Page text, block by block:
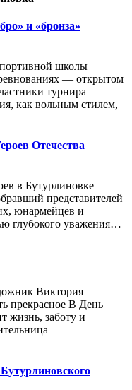
и «бронза»
школы
— открытом
турнира
как вольным стилем,
Отечества
в Бутурлиновке
представителей
юнармейцев и
глубокого уважения…
Виктория
прекрасное В День
жизнь, заботу и